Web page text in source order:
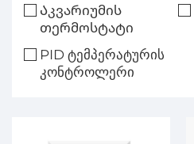
Აკვარიუმის
თერმოსტატი
PID ტემპერატურის
კონტროლერი